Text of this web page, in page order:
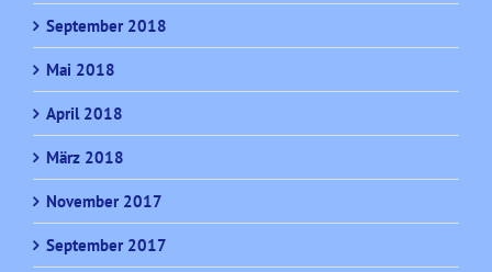
September 2018
Mai 2018
April 2018
März 2018
November 2017
September 2017